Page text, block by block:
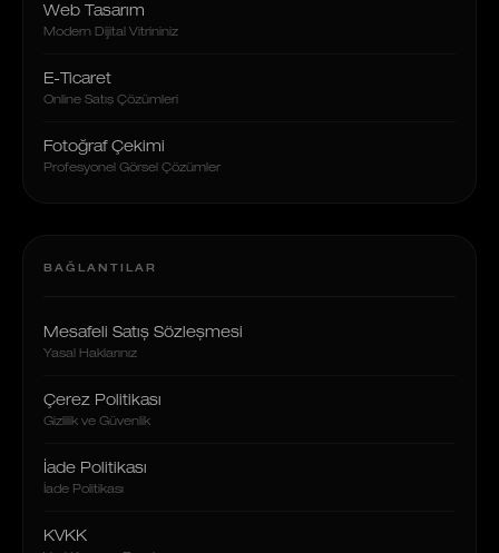
Web Tasarım
Modern Dijital Vitrininiz
E-Ticaret
Online Satış Çözümleri
Fotoğraf Çekimi
Profesyonel Görsel Çözümler
BAĞLANTILAR
Mesafeli Satış Sözleşmesi
Yasal Haklarınız
Çerez Politikası
Gizlilik ve Güvenlik
İade Politikası
İade Politikası
KVKK